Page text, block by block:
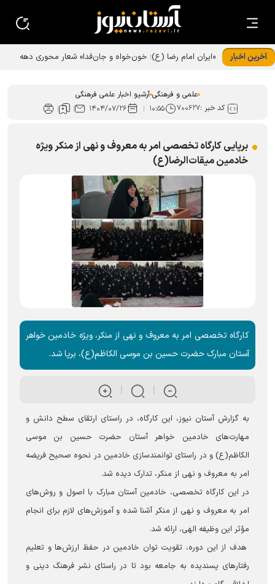
آخرین اخبار
«ایران امام رضا (ع)؛ خون‌خواه و جان‌فدا» شعار محوری دهه
علمی و فرهنگی آرشیو اخبار علمی فرهنگی
کد خبر :۷۰۰۶۲۷ ۱۰:۵۵ ۱۴۰۴/۰۷/۲۶
برپایی کارگاه تخصصی امر به معروف و نهی از منکر ویژه
خادمین میقات‌الرضا(ع)
کارگاه تخصصی امر به معروف و نهی از منکر، ویژه خادمین خواهر
آستان مبارک حضرت حسین بن موسی الکاظم(ع)، برپا شد.
به گزارش آستان نیوز، این کارگاه، در راستای ارتقای سطح دانش و
مهارت‌های خادمین خواهر آستان حضرت حسین بن موسی
الکاظم(ع) و در راستای توانمندسازی خادمین در نحوه صحیح فریضه
امر به معروف و نهی از منکر، تدارک دیده شد.
در این کارگاه تخصصی، خادمین آستان مبارک با اصول و روش‌های
امر به معروف و نهی از منکر آشنا شده و آموزش‌های لازم برای انجام
مؤثر این وظیفه الهی، ارائه شد.
هدف از این دوره، تقویت توان خادمین در حفظ ارزش‌ها و تعلیم
رفتارهای پسندیده به جامعه بود تا در راستای نشر فرهنگ دینی و